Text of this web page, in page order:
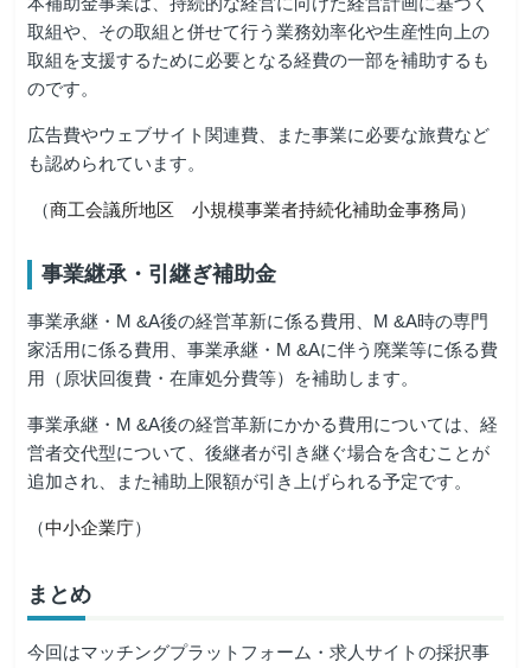
取組や、その取組と併せて行う業務効率化や生産性向上の
取組を支援するために必要となる経費の一部を補助するも
のです。
広告費やウェブサイト関連費、また事業に必要な旅費など
も認められています。
（商工会議所地区 小規模事業者持続化補助金事務局）
事業継承・引継ぎ補助金
事業承継・M &A後の経営革新に係る費用、M &A時の専門
家活用に係る費用、事業承継・M &Aに伴う廃業等に係る費
用（原状回復費・在庫処分費等）を補助します。
事業承継・M &A後の経営革新にかかる費用については、経
営者交代型について、後継者が引き継ぐ場合を含むことが
追加され、また補助上限額が引き上げられる予定です。
（中小企業庁）
まとめ
今回はマッチングプラットフォーム・求人サイトの採択事